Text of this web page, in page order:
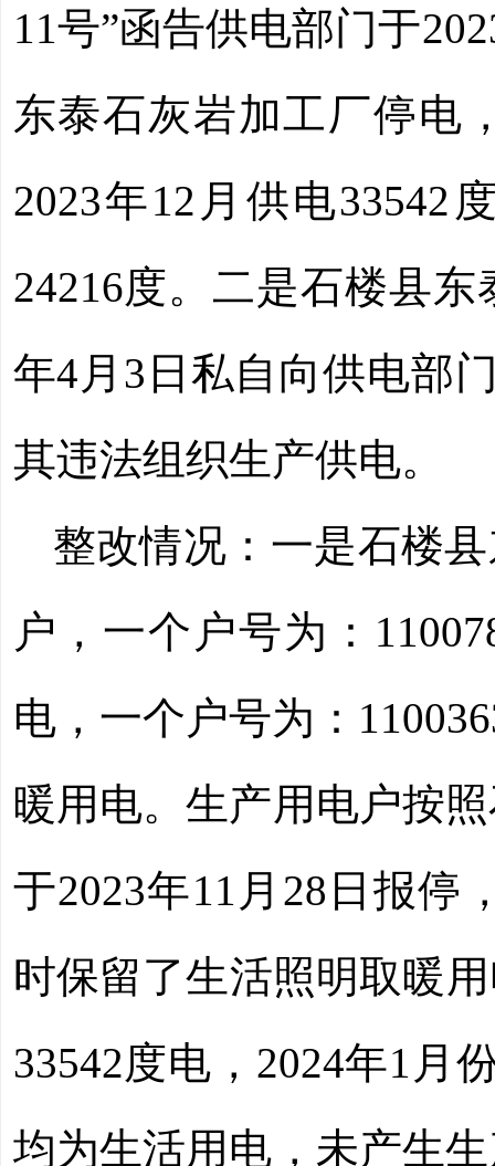
11号”函告供电部门于
东泰石灰岩加工厂停电
2023年12月供电33542
24216度。二是石楼县
年4月3日私自向供电部
其违法组织生产供电。
整改情况：一是石楼
户，一个户号为：
电，一个户号为：
暖用电。生产用电户按
于2023年11月28日报停
时保留了生活照明取暖
33542度电，2024年1月
均为生活用电，未产生